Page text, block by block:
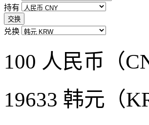
持有
交换
兑换
100 人民币（
19633 韩元（